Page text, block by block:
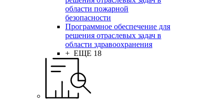
области пожарной
безопасности
Программное обеспечение для
решения отраслевых задач в
области здравоохранения
+ ЕЩЕ 18